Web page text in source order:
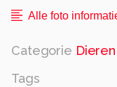
Alle foto
Categorie Dieren
Tags